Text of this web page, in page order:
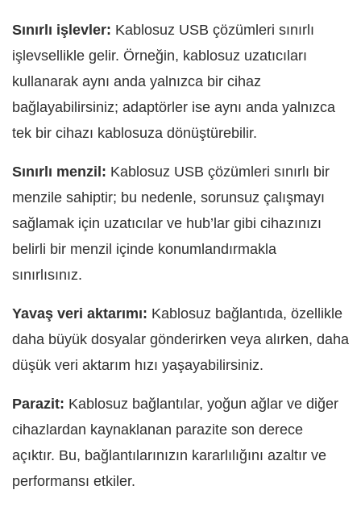
Sınırlı işlevler: Kablosuz USB çözümleri sınırlı
işlevsellikle gelir. Örneğin, kablosuz uzatıcıları
kullanarak aynı anda yalnızca bir cihaz
bağlayabilirsiniz; adaptörler ise aynı anda yalnızca
tek bir cihazı kablosuza dönüştürebilir.
Sınırlı menzil: Kablosuz USB çözümleri sınırlı bir
menzile sahiptir; bu nedenle, sorunsuz çalışmayı
sağlamak için uzatıcılar ve hub’lar gibi cihazınızı
belirli bir menzil içinde konumlandırmakla
sınırlısınız.
Yavaş veri aktarımı: Kablosuz bağlantıda, özellikle
daha büyük dosyalar gönderirken veya alırken, daha
düşük veri aktarım hızı yaşayabilirsiniz.
Parazit: Kablosuz bağlantılar, yoğun ağlar ve diğer
cihazlardan kaynaklanan parazite son derece
açıktır. Bu, bağlantılarınızın kararlılığını azaltır ve
performansı etkiler.